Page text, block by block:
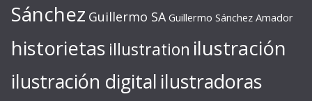
Sánchez Guillermo SA Guillermo Sánchez Amador
historietas illustration ilustración
ilustración digital ilustradoras